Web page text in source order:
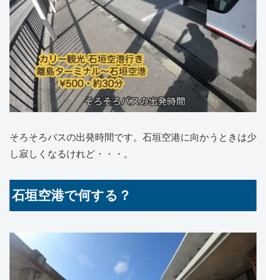
そろそろバスの出発時間です。石垣空港に向かうときは少
し寂しくなるけれど・・・。
石垣空港で何する？